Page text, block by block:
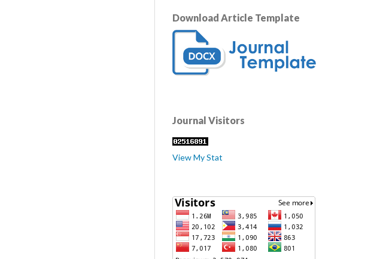
Download Article Template
Journal Visitors
View My Stat